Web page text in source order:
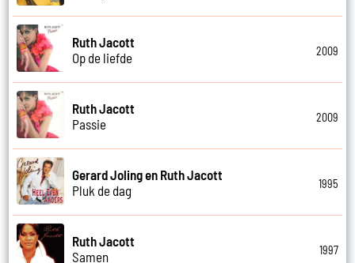
Ruth Jacott
Op de liefde
2009
Ruth Jacott
Passie
2009
Gerard Joling en Ruth Jacott
Pluk de dag
1995
Ruth Jacott
Samen
1997